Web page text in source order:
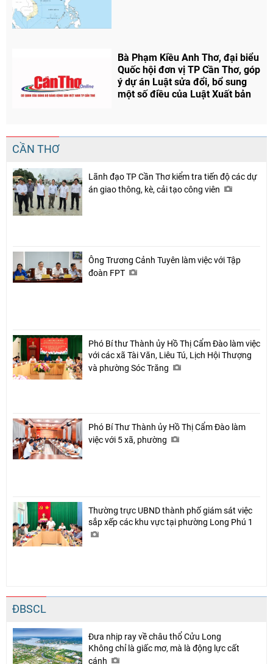
Bà Phạm Kiều Anh Thơ, đại biểu
Quốc hội đơn vị TP Cần Thơ, góp
ý dự án Luật sửa đổi, bổ sung
một số điều của Luật Xuất bản
CẦN THƠ
Lãnh đạo TP Cần Thơ kiểm tra tiến độ các dự
án giao thông, kè, cải tạo công viên
Ông Trương Cảnh Tuyên làm việc với Tập
đoàn FPT
Phó Bí thư Thành ủy Hồ Thị Cẩm Đào làm việc
với các xã Tài Văn, Liêu Tú, Lịch Hội Thượng
và phường Sóc Trăng
Phó Bí Thư Thành ủy Hồ Thị Cẩm Đào làm
việc với 5 xã, phường
Thường trực UBND thành phố giám sát việc
sắp xếp các khu vực tại phường Long Phú 1
ĐBSCL
Đưa nhịp ray về châu thổ Cửu Long
Không chỉ là giấc mơ, mà là động lực cất
cánh